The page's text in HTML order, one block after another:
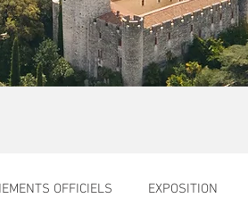
OFFICIELS EXPOSITION